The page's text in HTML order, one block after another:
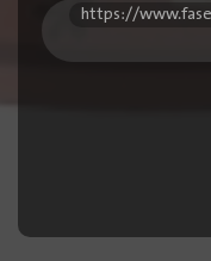
https://